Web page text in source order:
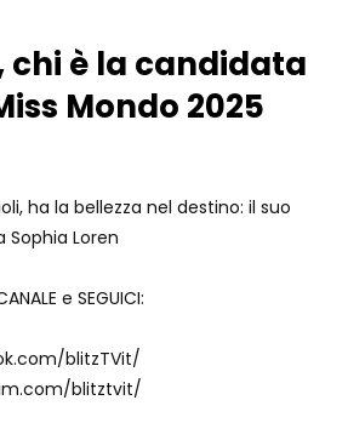
chi è la candidata
Mondo 2025
ha la bellezza nel destino: il suo
Loren
e SEGUICI:
blitzTVit/
blitztvit/